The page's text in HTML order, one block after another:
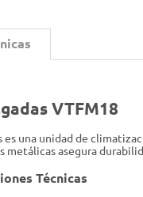
VTFM18
una unidad de
metálicas asegura
Técnicas